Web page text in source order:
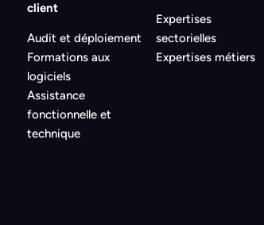
client
Audit et déploiement
Formations aux
logiciels
Assistance
fonctionnelle et
technique
Expertises
sectorielles
Expertises métiers